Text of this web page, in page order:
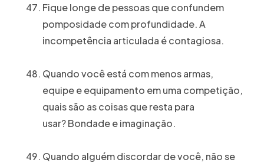
Fique longe de pessoas que confundem
pomposidade com profundidade. A
incompetência articulada é contagiosa.
Quando você está com menos armas,
equipe e equipamento em uma competição,
quais são as coisas que resta para
usar? Bondade e imaginação.
Quando alguém discordar de você, não se